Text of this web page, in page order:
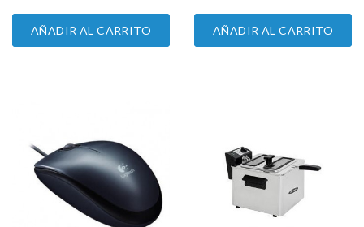
AÑADIR AL CARRITO AÑADIR AL CARRITO